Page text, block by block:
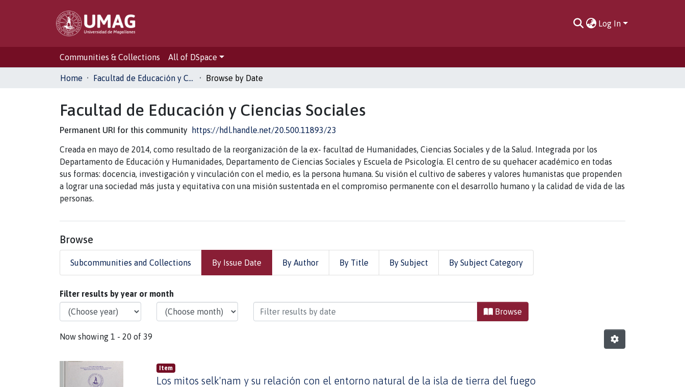
Log In
Communities & Collections All of DSpace
Home Facultad de Educación y Ciencias Sociales Browse by Date
Facultad de Educación y Ciencias Sociales
Permanent URI for this community https://hdl.handle.net/20.500.11893/23
Creada en mayo de 2014, como resultado de la reorganización de la ex- facultad de Humanidades, Ciencias Sociales y de la Salud. Integrada por los
Departamento de Educación y Humanidades, Departamento de Ciencias Sociales y Escuela de Psicología. El centro de su quehacer académico en todas
sus formas: docencia, investigación y vinculación con el medio, es la persona humana. Su visión el cultivo de saberes y valores humanistas que propenden
a lograr una sociedad más justa y equitativa con una misión sustentada en el compromiso permanente con el desarrollo humano y la calidad de vida de las
personas.
Browse
Subcommunities and Collections By Issue Date By Author By Title By Subject By Subject Category
Browsing Facultad de Educación y Ciencias Sociales by Issue Date
Filter results by year or month
Browse
Now showing 1 - 20 of 39
Item
Los mitos selk'nam y su relación con el entorno natural de la isla de tierra del fuego